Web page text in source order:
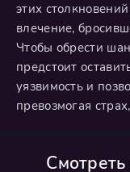
этих
влечение,
Чтобы обрести
предстоит
уязвимость и
превозмогая